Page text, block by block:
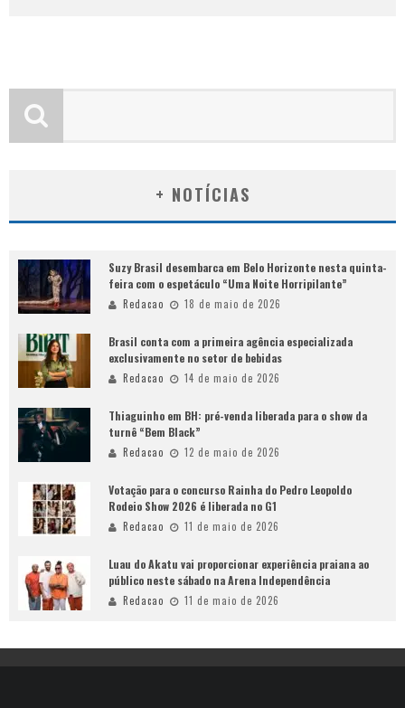
+ NOTÍCIAS
Suzy Brasil desembarca em Belo Horizonte nesta quinta-
feira com o espetáculo “Uma Noite Horripilante”
Redacao 18 de maio de 2026
Brasil conta com a primeira agência especializada
exclusivamente no setor de bebidas
Redacao 14 de maio de 2026
Thiaguinho em BH: pré-venda liberada para o show da
turnê “Bem Black”
Redacao 12 de maio de 2026
Votação para o concurso Rainha do Pedro Leopoldo
Rodeio Show 2026 é liberada no G1
Redacao 11 de maio de 2026
Luau do Akatu vai proporcionar experiência praiana ao
público neste sábado na Arena Independência
Redacao 11 de maio de 2026